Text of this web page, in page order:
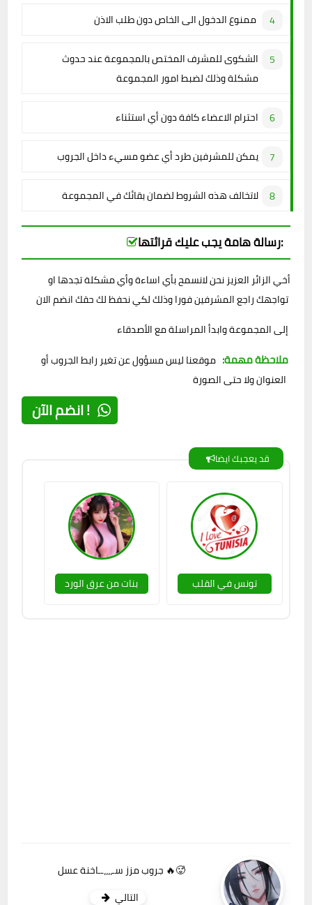
الشكوى للمشرف المختص بالمجموعة عند حدوث
مشكلة وذلك لضبط امور المجموعة
احترام الاعضاء كافة دون أي استثناء
يمكن للمشرفين طرد أي عضو مسيء داخل الجروب
لاتخالف هذه الشروط لضمان بقائك في المجموعة
رسالة هامة يجب عليك قرائتها:
أخي الزائر العزيز نحن لانسمح بأي اساءة وأي مشكلة تجدها او
ملاحظة مهمة: موقعنا ليس مسؤول عن تغير رابط الجروب أو
انضم الآن !
قد يعجبك ايضا
بنات من عرق الورد تونس في القلب
جروب مزز سـ،،،،ــاخنة عسل 🔥🥵
التالي